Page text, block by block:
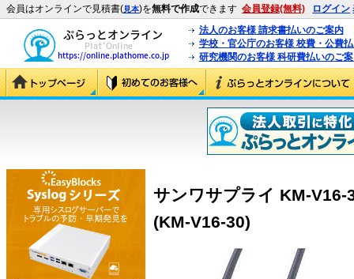
会員はオンラインで見積書(見本)を無料で作成できます 会員登録(無料) ログイン
法人のお客様 請求書払いのご案内
学校・官公庁のお客様 校費・公費
研究機関のお客様 科研費払いのご
サンワサプライ KM-
(KM-V16-30)